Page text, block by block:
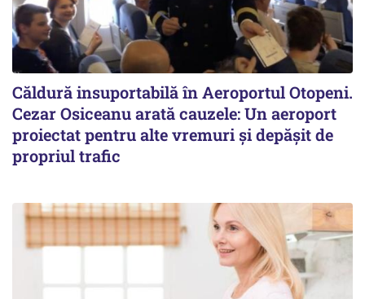
Căldură insuportabilă în Aeroportul Otopeni.
Cezar Osiceanu arată cauzele: Un aeroport
proiectat pentru alte vremuri și depășit de
propriul trafic